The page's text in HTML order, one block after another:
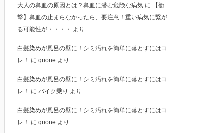
大人の鼻血の原因とは？鼻血に潜む危険な病気 に
【衝
撃】鼻血の止まらなかったら、要注意！重い病気に繋が
る可能性が・・・・
より
白髪染めが風呂の壁に！シミ汚れを簡単に落とすにはコ
レ！
に qrione より
白髪染めが風呂の壁に！シミ汚れを簡単に落とすにはコ
レ！
に バイク乗り より
白髪染めが風呂の壁に！シミ汚れを簡単に落とすにはコ
レ！
に qrione より